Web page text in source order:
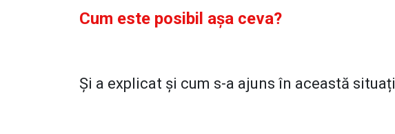
Cum este posibil așa ceva?
Și a explicat și cum s-a ajuns în această